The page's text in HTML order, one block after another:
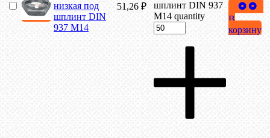
низкая под
шплинт DIN
937 М14
51,26 ₽
шплинт DIN 937
М14 quantity
В
корзину